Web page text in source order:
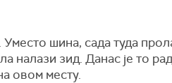
шина, сада туда
налази зид. Данас је то
овом месту.